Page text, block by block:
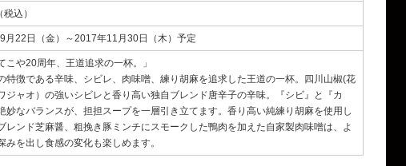
込）
月22日（金）～2017年11月30日（木）予定
こや20周年、王道追求の一杯。」
特徴である辛味、シビレ、肉味噌、練り胡麻を追求した王道の一杯。四川山椒(花
ジャオ）の強いシビレと香り高い独自ブレンド唐辛子の辛味。『シビ』と『カ
妙なバランスが、担担スープを一層引き立てます。香り高い純練り胡麻を使用し
レンド芝麻醤、粗挽き豚ミンチにスモークした鴨肉を加えた自家製肉味噌は、よ
みを出し食感の変化も楽しめます。